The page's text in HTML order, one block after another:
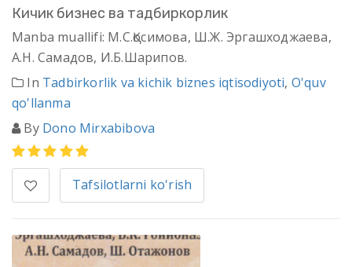
Кичик бизнес ва тадбиркорлик
Manba muallifi: М.С.Қосимова, Ш.Ж. Эргашходжаева,
А.Н. Самадов, И.Б.Шарипов.
In Tadbirkorlik va kichik biznes iqtisodiyoti, O'quv
qo'llanma
By Dono Mirxabibova
Tafsilotlarni ko'rish